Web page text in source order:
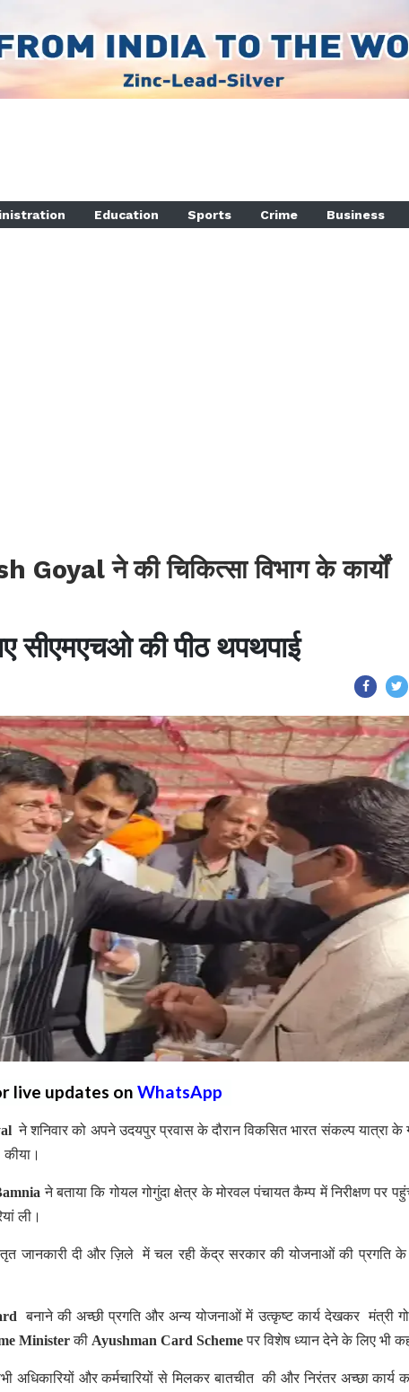
Education Sports Crime Business
ने की चिकित्सा विभाग के कार्यों
सीएमएचओ की पीठ थपथपाई
live updates on WhatsApp
ने शनिवार को अपने उदयपुर प्रवास के दौरान विकसित भारत संकल्प यात्रा के
कीया।
ने बताया कि गोयल गोगुंदा क्षेत्र के मोरवल पंचायत कैम्प में निरीक्षण पर
ली।
जानकारी दी और ज़िले में चल रही केंद्र सरकार की योजनाओं की प्रगति के
बनाने की अच्छी प्रगति और अन्य योजनाओं में उत्कृष्ट कार्य देखकर मंत्री
Ministerकी Ayushman Card Schemeपर विशेष ध्यान देने के लिए भी
अधिकारियों और कर्मचारियों से मिलकर बातचीत की और निरंतर अच्छा कार्य